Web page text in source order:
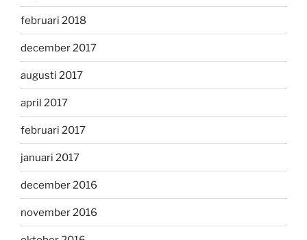
februari 2018
december 2017
augusti 2017
april 2017
februari 2017
januari 2017
december 2016
november 2016